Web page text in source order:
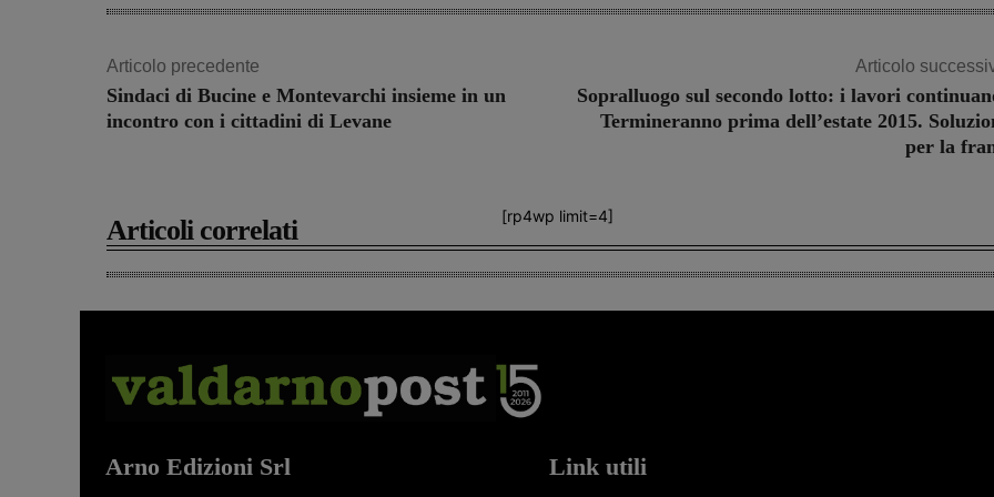
Articolo precedente
Sindaci di Bucine e Montevarchi insieme in un
incontro con i cittadini di Levane
Articolo
Sopralluogo sul secondo lotto: i lavori
Termineranno prima dell’estate 2015.
per la
[rp4wp limit=4]
Articoli correlati
Arno Edizioni Srl Link utili